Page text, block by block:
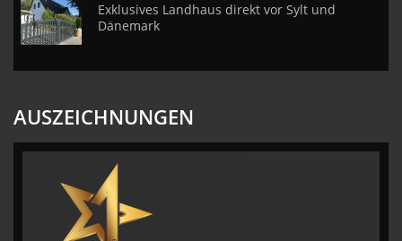
Exklusives Landhaus direkt vor Sylt und
Dänemark
AUSZEICHNUNGEN